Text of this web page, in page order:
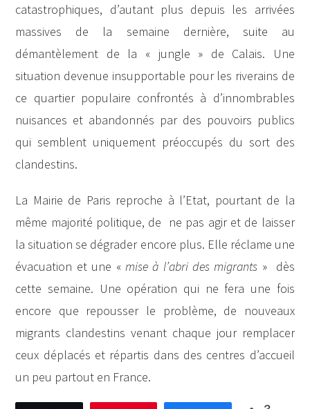
catastrophiques, d’autant plus depuis les arrivées
massives de la semaine dernière, suite au
démantèlement de la « jungle » de Calais. Une
situation devenue insupportable pour les riverains de
ce quartier populaire confrontés à d’innombrables
nuisances et abandonnés par des pouvoirs publics
qui semblent uniquement préoccupés du sort des
clandestins.
La Mairie de Paris reproche à l’Etat, pourtant de la
même majorité politique, de ne pas agir et de laisser
la situation se dégrader encore plus. Elle réclame une
évacuation et une « mise à l’abri des migrants » dès
cette semaine. Une opération qui ne fera une fois
encore que repousser le problème, de nouveaux
migrants clandestins venant chaque jour remplacer
ceux déplacés et répartis dans des centres d’accueil
un peu partout en France.